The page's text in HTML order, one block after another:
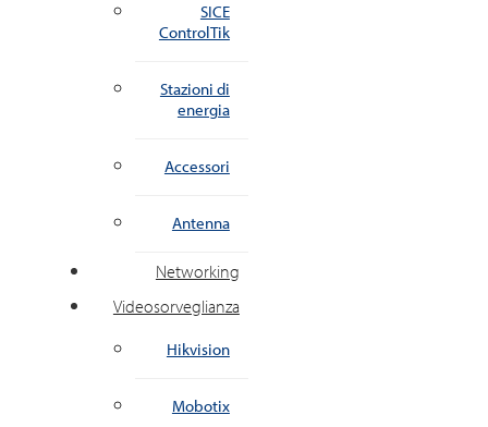
SICE
ControlTik
Stazioni di
energia
Accessori
Antenna
Networking
Videosorveglianza
Hikvision
Mobotix